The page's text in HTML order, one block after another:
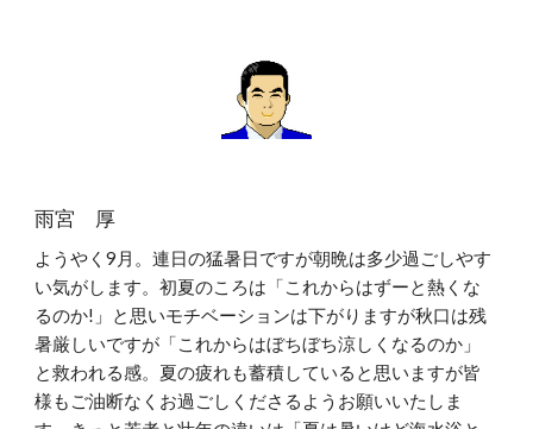
雨宮 厚
ようやく9月。連日の猛暑日ですが朝晩は多少過ごしやす
い気がします。初夏のころは「これからはずーと熱くな
るのか!」と思いモチベーションは下がりますが秋口は残
暑厳しいですが「これからはぼちぼち涼しくなるのか」
と救われる感。夏の疲れも蓄積していると思いますが皆
様もご油断なくお過ごしくださるようお願いいたしま